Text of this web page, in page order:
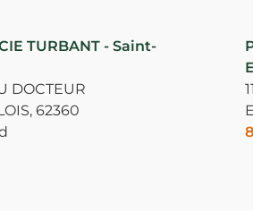
TURBANT - Saint-
DOCTEUR
62360